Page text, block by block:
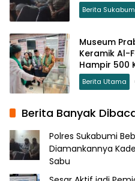
Berita
Museum
Keramik Al-
Hampir 500
Berita Utama
Berita Banyak
Polres Sukabumi
Diamankannya
Sabu